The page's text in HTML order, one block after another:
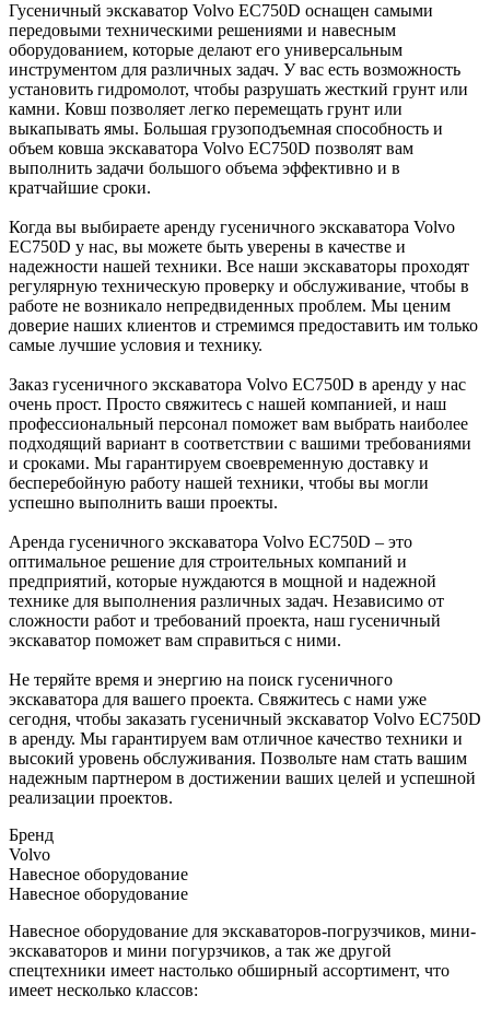
Гусеничный экскаватор Volvo EC750D оснащен самыми
передовыми техническими решениями и навесным
оборудованием, которые делают его универсальным
инструментом для различных задач. У вас есть возможность
установить гидромолот, чтобы разрушать жесткий грунт или
камни. Ковш позволяет легко перемещать грунт или
выкапывать ямы. Большая грузоподъемная способность и
объем ковша экскаватора Volvo EC750D позволят вам
выполнить задачи большого объема эффективно и в
кратчайшие сроки.
Когда вы выбираете аренду гусеничного экскаватора Volvo
EC750D у нас, вы можете быть уверены в качестве и
надежности нашей техники. Все наши экскаваторы проходят
регулярную техническую проверку и обслуживание, чтобы в
работе не возникало непредвиденных проблем. Мы ценим
доверие наших клиентов и стремимся предоставить им только
самые лучшие условия и технику.
Заказ гусеничного экскаватора Volvo EC750D в аренду у нас
очень прост. Просто свяжитесь с нашей компанией, и наш
профессиональный персонал поможет вам выбрать наиболее
подходящий вариант в соответствии с вашими требованиями
и сроками. Мы гарантируем своевременную доставку и
бесперебойную работу нашей техники, чтобы вы могли
успешно выполнить ваши проекты.
Аренда гусеничного экскаватора Volvo EC750D – это
оптимальное решение для строительных компаний и
предприятий, которые нуждаются в мощной и надежной
технике для выполнения различных задач. Независимо от
сложности работ и требований проекта, наш гусеничный
экскаватор поможет вам справиться с ними.
Не теряйте время и энергию на поиск гусеничного
экскаватора для вашего проекта. Свяжитесь с нами уже
сегодня, чтобы заказать гусеничный экскаватор Volvo EC750D
в аренду. Мы гарантируем вам отличное качество техники и
высокий уровень обслуживания. Позвольте нам стать вашим
надежным партнером в достижении ваших целей и успешной
реализации проектов.
Бренд
Volvo
Навесное оборудование
Навесное оборудование
Навесное оборудование для экскаваторов-погрузчиков, мини-
экскаваторов и мини погурзчиков, а так же другой
спецтехники имеет настолько обширный ассортимент, что
имеет несколько классов: